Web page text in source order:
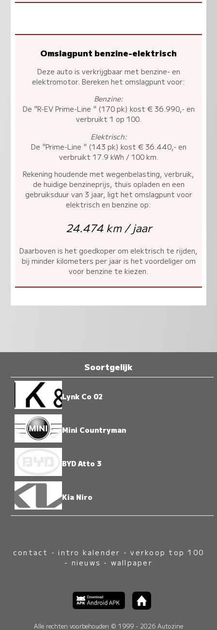
Omslagpunt benzine-elektrisch
Deze auto is verkrijgbaar met benzine- en
elektromotor. Bereken het omslagpunt voor:
Benzine:
De "R-EV Prime-Line " (170 pk) kost € 36.990,- en
verbruikt 1 op 100.
Elektrisch:
De "Prime-Line " (143 pk) kost € 36.440,- en
verbruikt 17.9 kWh / 100 km.
Rekening houdende met wegenbelasting, verbruik,
de huidige benzineprijs, thuis opladen en een
gebruiksduur van 3 jaar, ligt het omslagpunt voor
elektrisch en benzine op:
24.474 km / jaar
Daarboven is het goedkoper om elektrisch te rijden,
bij minder kilometers per jaar is het voordeliger om
voor benzine te kiezen.
Soortgelijk
Lynk Co 02
Mini Countryman
BYD Atto 3
Kia Niro
contact -intro kalender -verkoop top 100
- nieuws - wallpaper
Alle rechten voorbehouden © 1999 - 2026 Autozine